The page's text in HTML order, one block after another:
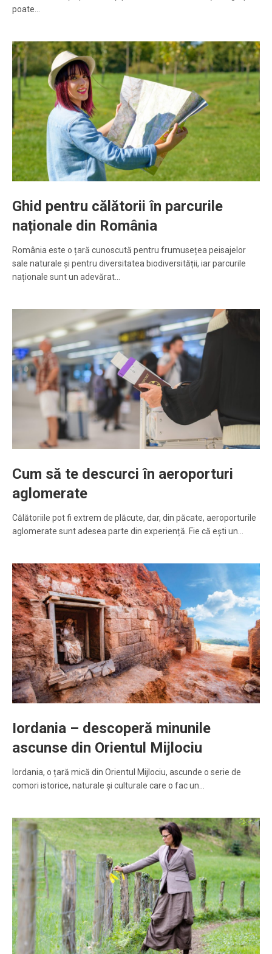
poate…
Ghid pentru călătorii în parcurile
naționale din România
România este o țară cunoscută pentru frumusețea peisajelor
sale naturale și pentru diversitatea biodiversității, iar parcurile
naționale sunt un adevărat…
Cum să te descurci în aeroporturi
aglomerate
Călătoriile pot fi extrem de plăcute, dar, din păcate, aeroporturile
aglomerate sunt adesea parte din experiență. Fie că ești un…
Iordania – descoperă minunile
ascunse din Orientul Mijlociu
Iordania, o țară mică din Orientul Mijlociu, ascunde o serie de
comori istorice, naturale și culturale care o fac un…